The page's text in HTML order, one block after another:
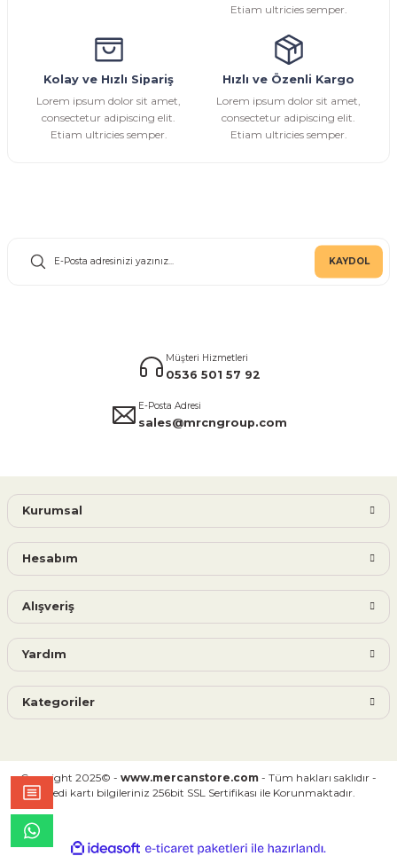
Etiam ultricies semper.
Kolay ve Hızlı Sipariş
Lorem ipsum dolor sit amet,
consectetur adipiscing elit.
Etiam ultricies semper.
Hızlı ve Özenli Kargo
Lorem ipsum dolor sit amet,
consectetur adipiscing elit.
Etiam ultricies semper.
KAYDOL
Müşteri Hizmetleri
0536 501 57 92
E-Posta Adresi
sales@mrcngroup.com
Kurumsal
Hesabım
Alışveriş
Yardım
Kategoriler
Copyright 2025© - www.mercanstore.com - Tüm hakları saklıdır -
Kredi kartı bilgileriniz 256bit SSL Sertifikası ile Korunmaktadır.
ideasoft e-